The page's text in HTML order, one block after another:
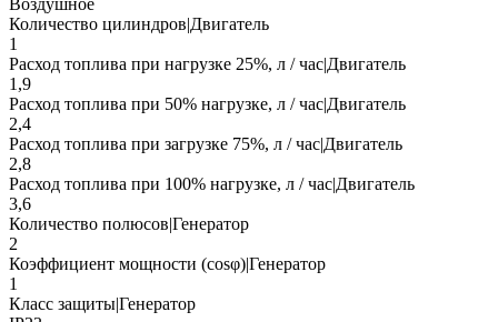
Количество цилиндров|Двигатель
1
Расход топлива при нагрузке 25%, л / час|Двигатель
1,9
Расход топлива при 50% нагрузке, л / час|Двигатель
2,4
Расход топлива при загрузке 75%, л / час|Двигатель
2,8
Расход топлива при 100% нагрузке, л / час|Двигатель
3,6
Количество полюсов|Генератор
2
Коэффициент мощности (cosφ)|Генератор
1
Класс защиты|Генератор